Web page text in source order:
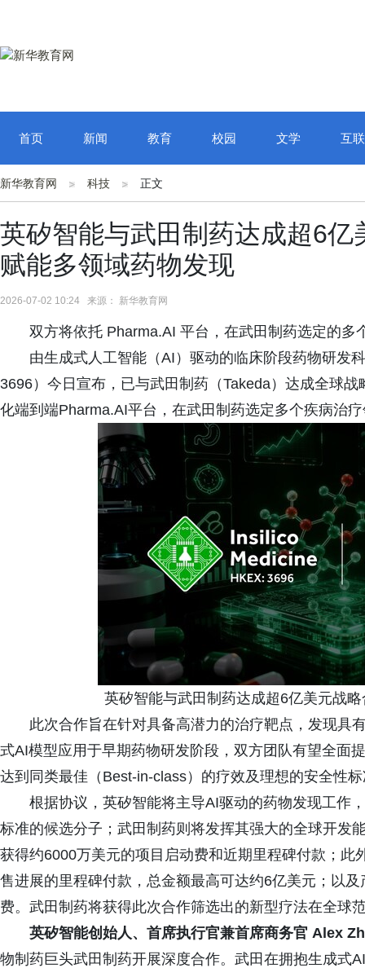
首页 新闻 教育 校园 文学 互
新华教育网 科技 正文
英矽智能与武田制药达成超6
赋能多领域药物发现
2026-07-02 10:24 来源： 新华教育网
双方将依托 Pharma.AI 平台，在武田制药选定的多
由生成式人工智能（AI）驱动的临床阶段药物研发
3696）今日宣布，已与武田制药（Takeda）达成全球
化端到端Pharma.AI平台，在武田制药选定多个疾病治
英矽智能与武田制药达成超6亿美元战略
此次合作旨在针对具备高潜力的治疗靶点，发现具
式AI模型应用于早期药物研发阶段，双方团队有望全面
达到同类最佳（Best-in-class）的疗效及理想的安全性
根据协议，英矽智能将主导AI驱动的药物发现工作
标准的候选分子；武田制药则将发挥其强大的全球开发
获得约6000万美元的项目启动费和近期里程碑付款；
售进展的里程碑付款，总金额最高可达约6亿美元；以
费。武田制药将获得此次合作筛选出的新型疗法在全球
英矽智能创始人、首席执行官兼首席商务官 Alex
物制药巨头武田制药开展深度合作。武田在拥抱生成式